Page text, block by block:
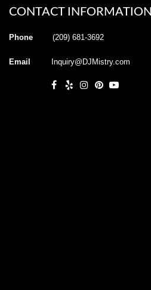
CONTACT INFORMATION
Phone (209) 681-3692
Email Inquiry@DJMistry.com